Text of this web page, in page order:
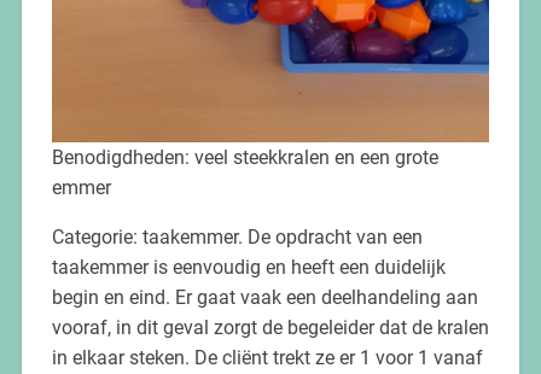
Benodigdheden: veel steekkralen en een grote
emmer
Categorie: taakemmer. De opdracht van een
taakemmer is eenvoudig en heeft een duidelijk
begin en eind. Er gaat vaak een deelhandeling aan
vooraf, in dit geval zorgt de begeleider dat de kralen
in elkaar steken. De cliënt trekt ze er 1 voor 1 vanaf